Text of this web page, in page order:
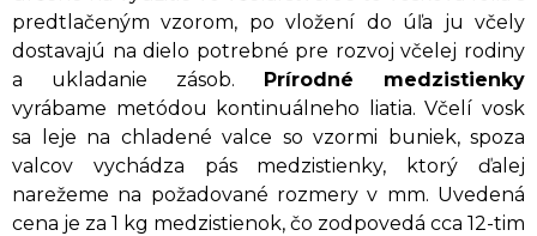
predtlačeným vzorom, po vložení do úľa ju včely
dostavajú na dielo potrebné pre rozvoj včelej rodiny
a ukladanie zásob. Prírodné medzistienky
vyrábame metódou kontinuálneho liatia. Včelí vosk
sa leje na chladené valce so vzormi buniek, spoza
valcov vychádza pás medzistienky, ktorý ďalej
narežeme na požadované rozmery v mm. Uvedená
cena je za 1 kg medzistienok, čo zodpovedá cca 12-tim